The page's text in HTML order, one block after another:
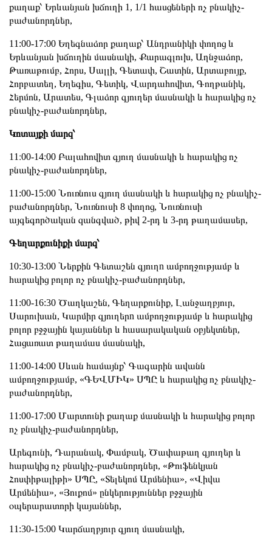
քաղաք՝ Երևանյան խճուղի 1, 1/1 հասցեների ոչ բնակիչ-
բաժանորդներ,
11:00-17:00 Եղեգնաձոր քաղաք՝ Անդրանիկի փողոց և
Երևանյան խճուղին մասնակի, Քարագլուխ, Աղնջաձոր,
Թառաթումբ, Հորս, Սալլի, Գետափ, Շատին, Արտաբույք,
Հորբատեղ, Եղեգիս, Գետիկ, Վարդահովիտ, Գողթանիկ,
Հերմոն, Արատես, Գլաձոր գյուղեր մասնակի և հարակից ոչ
բնակիչ-բաժանորդներ,
Կոտայքի մարզ՝
11։00-14։00 Բալահովիտ գյուղ մասնակի և հարակից ոչ
բնակիչ-բաժանորդներ,
11:00-15:00 Նուռնուս գյուղ մասնակի և հարակից ոչ բնակիչ-
բաժանորդներ, Նուռնուսի 8 փողոց, Նուռնուսի
այգեգործական զանգված, թիվ 2-րդ և 3-րդ թաղամասեր,
Գեղարքունիքի մարզ՝
10:30-13:00 Ներքին Գետաշեն գյուղn ամբողջությամբ և
հարակից բոլոր ոչ բնակիչ-բաժանորդներ,
11:00-16:30 Ծաղկաշեն, Գեղարքունիք, Լանջաղբյուր,
Սարուխան, Կարմիր գյուղերn ամբողջությամբ և հարակից
բոլոր բջջային կայաններ և հասարակական օբյեկտներ,
Հացառատ թաղամաս մասնակի,
11:00-14:00 Սևան համայնք՝ Գագարին ավանն
ամբողջությամբ, «ԳԵՎՄԻԿ» ՍՊԸ և հարակից ոչ բնակիչ-
բաժանորդներ,
11:00-17:00 Մարտունի քաղաք մասնակի և հարակից բոլոր
ոչ բնակիչ-բաժանորդներ,
Արեգունի, Դարանակ, Փամբակ, Ծափաթաղ գյուղեր և
հարակից ոչ բնակիչ-բաժանորդներ, «Թուֆենկյան
Հոսփիթալիթի» ՍՊԸ, «Տելեկոմ Արմենիա», «Վիվա
Արմենիա», «Յուքոմ» ընկերություններ բջջային
օպերարատորի կայաններ,
11:30-15:00 Կարճաղբյուր գյուղ մասնակի,